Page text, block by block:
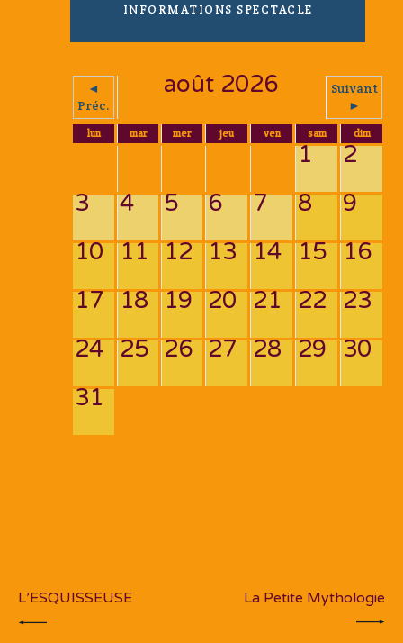
INFORMATIONS SPECTACLE
◄
Préc.
août 2026
Suivant
►
lun mar mer jeu ven sam dim
1
2
3
4 5 6 7 8
9
10 11 12 13 14 15 16
17 18 19 20 21 22 23
24 25 26 27 28 29 30
31
L’ESQUISSEUSE La Petite Mythologie